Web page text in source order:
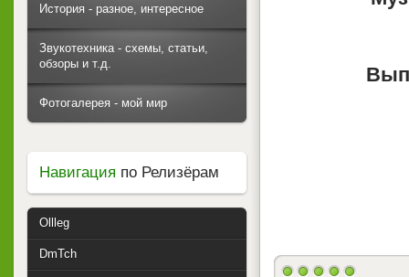
История - разное, интересное
Звукотехника - схемы, статьи,
обзоры и т.д.
Фотогалерея - мой мир
Навигация по Релизёрам
Ollleg
DmTch